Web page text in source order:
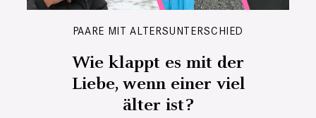
PAARE MIT ALTERSUNTERSCHIED
Wie klappt es mit der
Liebe, wenn einer viel
älter ist?